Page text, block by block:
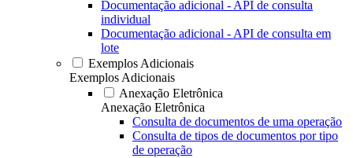
Documentação adicional - API de consulta
individual
Documentação adicional - API de consulta em
lote
Exemplos Adicionais
Exemplos Adicionais
Anexação Eletrônica
Anexação Eletrônica
Consulta de documentos de uma operação
Consulta de tipos de documentos por tipo
de operação